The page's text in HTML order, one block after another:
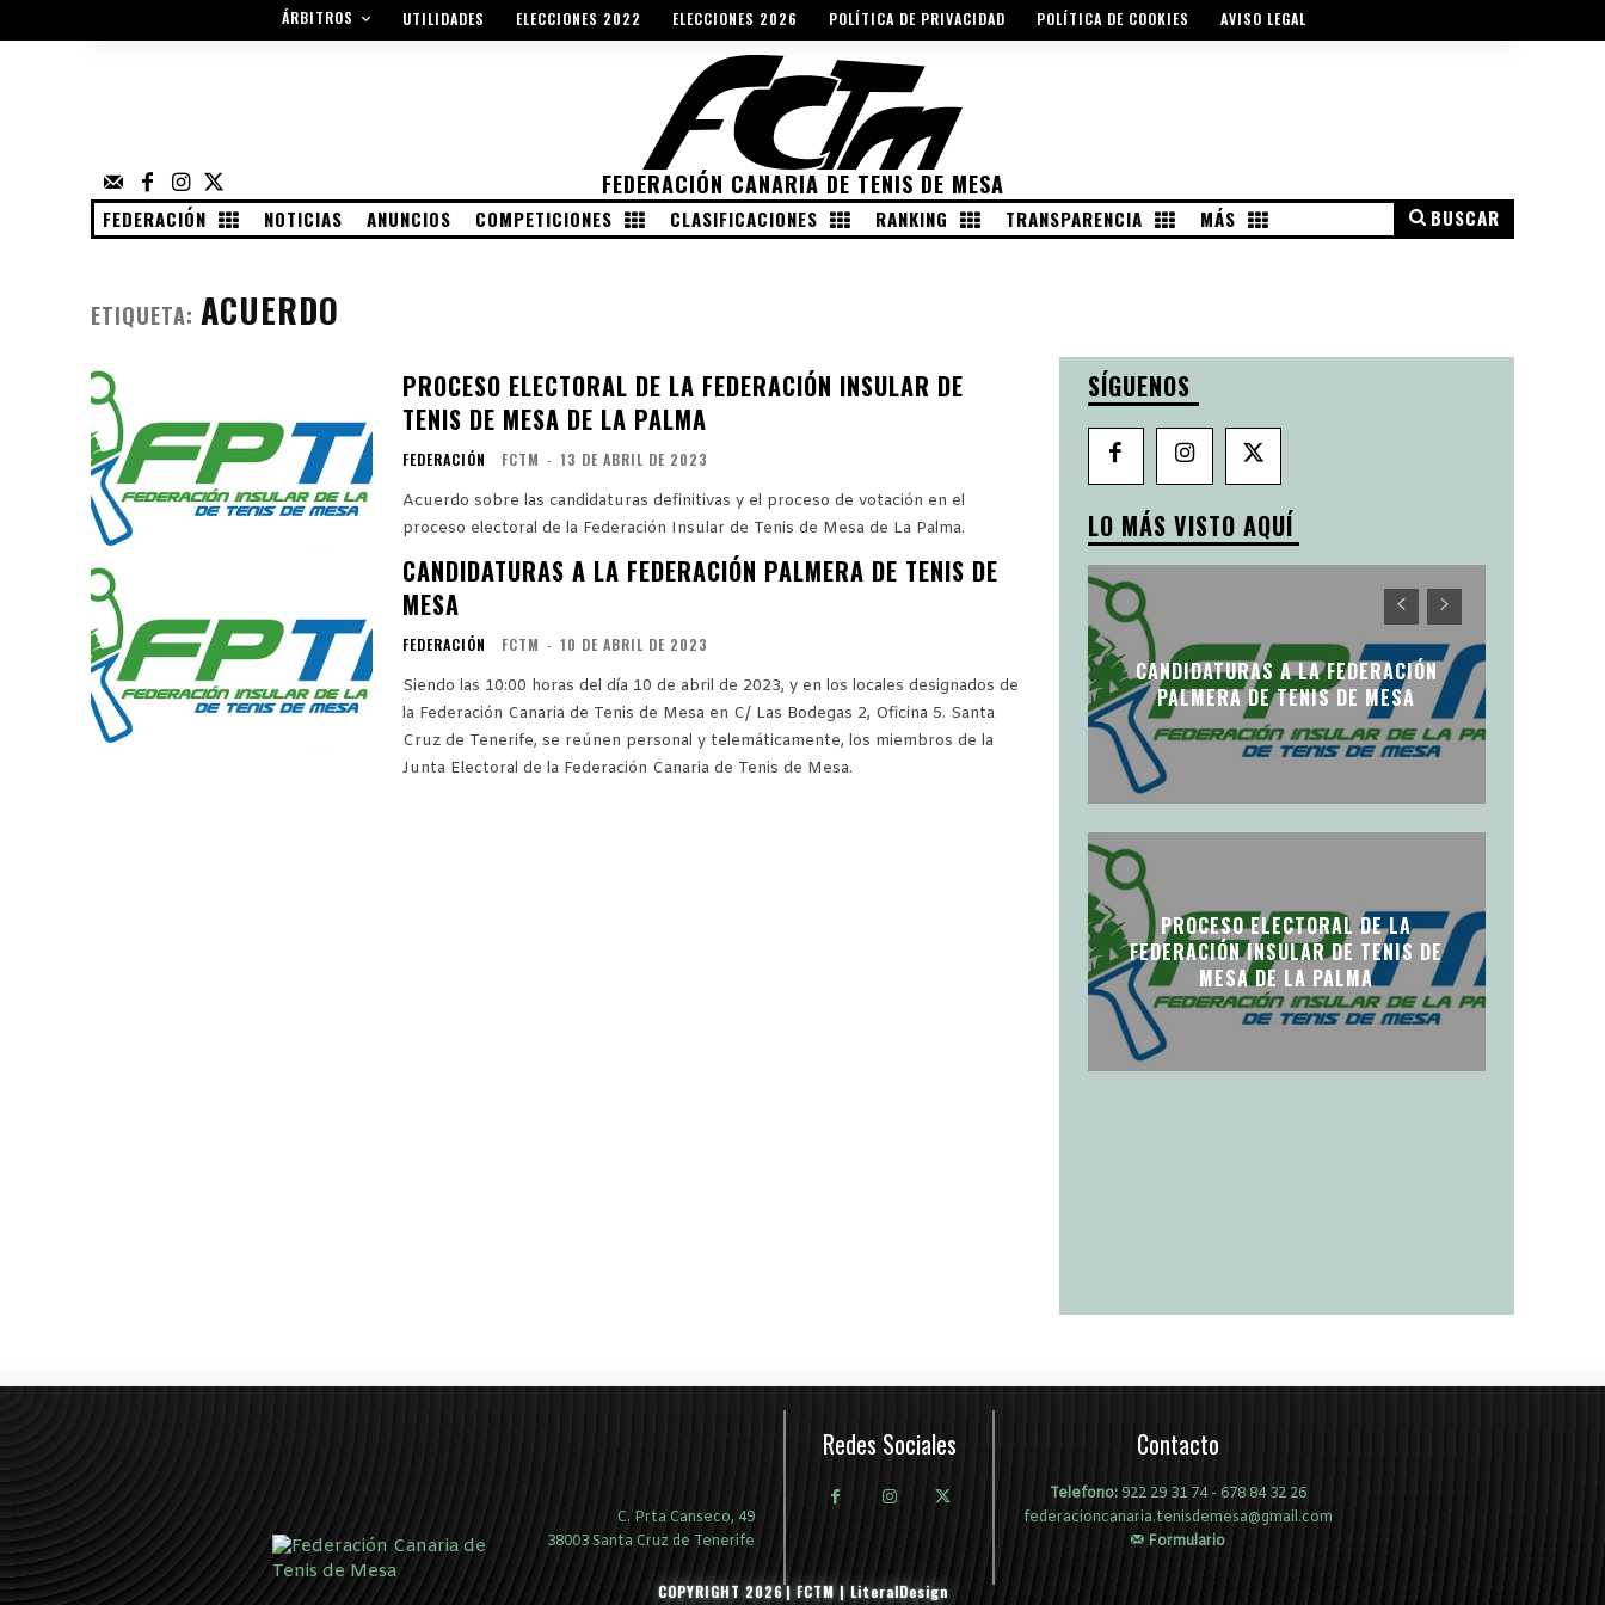
ÁRBITROS UTILIDADES ELECCIONES 2022 ELECCIONES 2026 POLÍTICA DE PRIVACIDAD POLÍTICA DE COOKIES AVISO LEGAL
FEDERACIÓN CANARIA DE TENIS DE MESA
FEDERACIÓN NOTICIAS ANUNCIOS COMPETICIONES CLASIFICACIONES RANKING TRANSPARENCIA MÁS BUSCAR
ETIQUETA: ACUERDO
PROCESO ELECTORAL DE LA FEDERACIÓN INSULAR DE
TENIS DE MESA DE LA PALMA
FEDERACIÓN FCTM - 13 DE ABRIL DE 2023
Acuerdo sobre las candidaturas definitivas y el proceso de votación en el
proceso electoral de la Federación Insular de Tenis de Mesa de La Palma.
CANDIDATURAS A LA FEDERACIÓN PALMERA DE TENIS DE
MESA
FEDERACIÓN FCTM - 10 DE ABRIL DE 2023
Siendo las 10:00 horas del día 10 de abril de 2023, y en los locales designados de
la Federación Canaria de Tenis de Mesa en C/ Las Bodegas 2, Oficina 5. Santa
Cruz de Tenerife, se reúnen personal y telemáticamente, los miembros de la
Junta Electoral de la Federación Canaria de Tenis de Mesa.
SÍGUENOS
LO MÁS VISTO AQUÍ
CANDIDATURAS A LA FEDERACIÓN
PALMERA DE TENIS DE MESA
PROCESO ELECTORAL DE LA
FEDERACIÓN INSULAR DE TENIS DE
MESA DE LA PALMA
C. Prta Canseco, 49
38003 Santa Cruz de Tenerife
Redes Sociales Contacto
Telefono: 922 29 31 74- 678 84 32 26
federacioncanaria.tenisdemesa@gmail.com
Formulario
COPYRIGHT 2026| FCTM | LiteralDesign